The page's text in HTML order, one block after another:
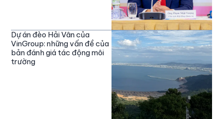
Dự án đèo Hải Vân của
VinGroup: những vấn đề của
bản đánh giá tác động môi
trường